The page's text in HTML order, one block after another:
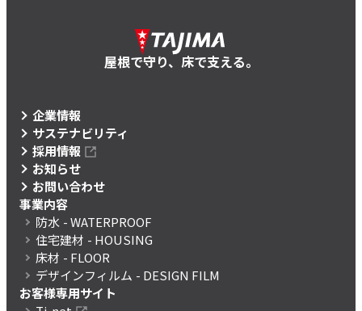
屋根で守り、床で支える。
企業情報
サステナビリティ
採用情報
お知らせ
お問い合わせ
事業内容
防水 - WATERPROOF
住宅建材 - HOUSING
床材 - FLOOR
デザインフィルム - DESIGN FILM
お客様専用サイト